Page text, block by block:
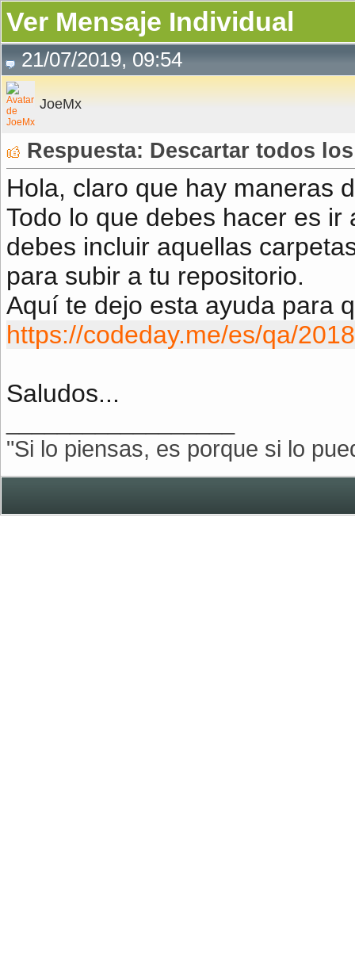
Ver Mensaje Individual
21/07/2019, 09:54
JoeMx
Respuesta: Descartar todos
Hola, claro que hay maneras
Todo lo que debes hacer es
debes incluir aquellas
para subir a tu repositorio.
Aquí te dejo esta ayuda para
https://codeday.me/es/qa/
Saludos...
"Si lo piensas, es porque si lo